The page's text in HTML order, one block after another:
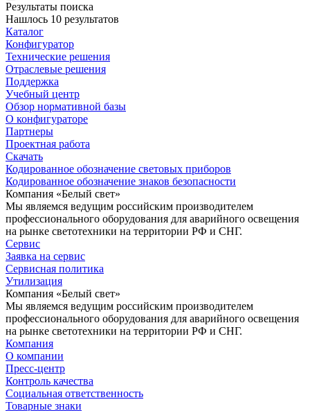
Результаты поиска
Нашлось 10 результатов
Каталог
Конфигуратор
Технические решения
Отраслевые решения
Поддержка
Учебный центр
Обзор нормативной базы
О конфигураторе
Партнеры
Проектная работа
Скачать
Кодированное обозначение световых приборов
Кодированное обозначение знаков безопасности
Компания «Белый свет»
Мы являемся ведущим российским производителем
профессионального оборудования для аварийного освещения
на рынке светотехники на территории РФ и СНГ.
Сервис
Заявка на сервис
Сервисная политика
Утилизация
Компания «Белый свет»
Мы являемся ведущим российским производителем
профессионального оборудования для аварийного освещения
на рынке светотехники на территории РФ и СНГ.
Компания
О компании
Пресс-центр
Контроль качества
Социальная ответственность
Товарные знаки